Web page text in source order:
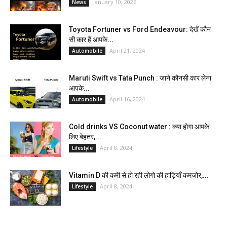
News January 10, 2026
Toyota Fortuner vs Ford Endeavour: देखें कौन
सी कार हैं आपके...
Automobile April 21, 2024
Maruti Swift vs Tata Punch : जाने कौनसी कार लेना
आपके...
Automobile April 16, 2024
Cold drinks VS Coconut water : क्या होगा आपके
लिए बेहतर,...
Lifestyle April 8, 2024
Vitamin D की कमी से हो रही लोगो की हाड़ियाँ कमजोर,...
Lifestyle April 8, 2024